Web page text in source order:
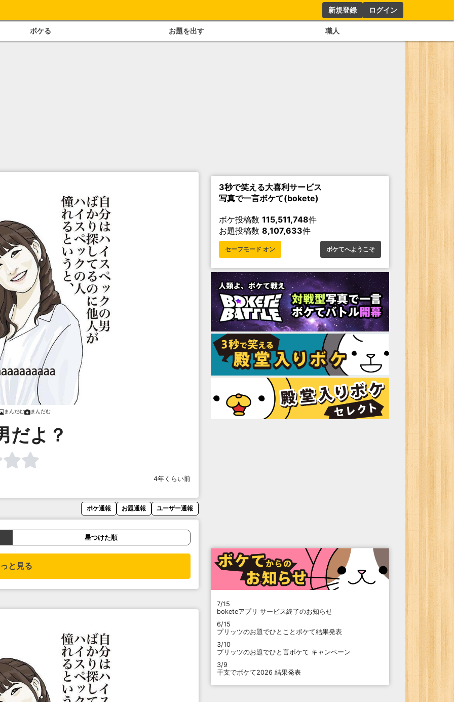
新規登録 ログイン
ボケる お題を出す 職人
まんだむ まんだむ
だよ？
4年くらい前
ボケ通報 お題通報 ユーザー通報
星つけた順
と見る
3秒で笑える大喜利サービス
写真で一言ボケて(bokete)
ボケ投稿数 115,511,748件
お題投稿数 8,107,633件
セーフモード オン ボケてへようこそ
7/15
boketeアプリ サービス終了のお知らせ
6/15
プリッツのお題でひとことボケて結果発表
3/10
プリッツのお題でひと言ボケて キャンペーン
3/9
干支でボケて2026 結果発表